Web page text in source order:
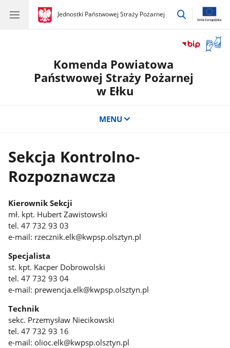
gov.pl
Jednostki Państwowej Straży Pożarnej
gov.pl
Jednostki
przejdź
okno
Komenda Powiatowa
Państwowej Straży Pożarnej
w Ełku
MENU
Sekcja Kontrolno-
Rozpoznawcza
Kierownik Sekcji
mł. kpt. Hubert Zawistowski
tel. 47 732 93 03
e-mail: rzecznik.elk@kwpsp.olsztyn.pl
Specjalista
st. kpt. Kacper Dobrowolski
tel. 47 732 93 04
e-mail: prewencja.elk@kwpsp.olsztyn.pl
Technik
sekc. Przemysław Niecikowski
tel. 47 732 93 16
e-mail: olioc.elk@kwpsp.olsztyn.pl